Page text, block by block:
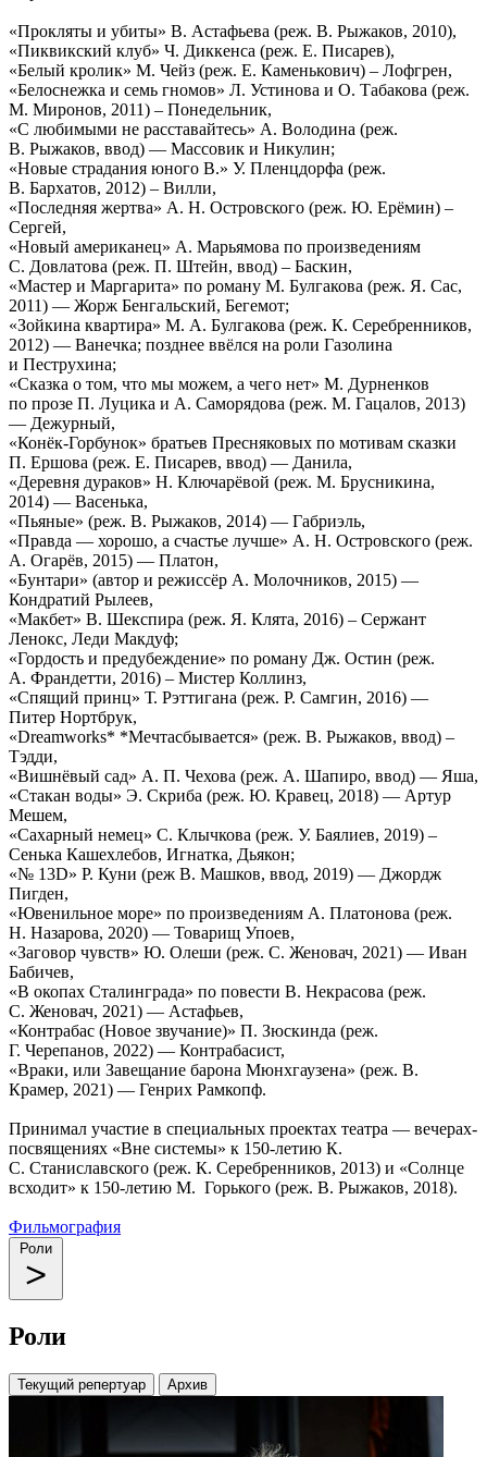
«Прокляты и убиты» В. Астафьева (реж. В. Рыжаков, 2010),
«Пиквикский клуб» Ч. Диккенса (реж. Е. Писарев),
«Белый кролик» М. Чейз (реж. Е. Каменькович) – Лофгрен,
«Белоснежка и семь гномов» Л. Устинова и О. Табакова (реж.
М. Миронов, 2011) – Понедельник,
«С любимыми не расставайтесь» А. Володина (реж.
В. Рыжаков, ввод) — Массовик и Никулин;
«Новые страдания юного В.» У. Пленцдорфа (реж.
В. Бархатов, 2012) – Вилли,
«Последняя жертва» А. Н. Островского (реж. Ю. Ерёмин) –
Сергей,
«Новый американец» А. Марьямова по произведениям
С. Довлатова (реж. П. Штейн, ввод) – Баскин,
«Мастер и Маргарита» по роману М. Булгакова (реж. Я. Сас,
2011) — Жорж Бенгальский, Бегемот;
«Зойкина квартира» М. А. Булгакова (реж. К. Серебренников,
2012) — Ванечка; позднее ввёлся на роли Газолина
и Пеструхина;
«Сказка о том, что мы можем, а чего нет» М. Дурненков
по прозе П. Луцика и А. Саморядова (реж. М. Гацалов, 2013)
— Дежурный,
«Конёк-Горбунок» братьев Пресняковых по мотивам сказки
П. Ершова (реж. Е. Писарев, ввод) — Данила,
«Деревня дураков» Н. Ключарёвой (реж. М. Брусникина,
2014) — Васенька,
«Пьяные» (реж. В. Рыжаков, 2014) — Габриэль,
«Правда — хорошо, а счастье лучше» А. Н. Островского (реж.
А. Огарёв, 2015) — Платон,
«Бунтари» (автор и режиссёр А. Молочников, 2015) —
Кондратий Рылеев,
«Макбет» В. Шекспира (реж. Я. Клята, 2016) – Сержант
Ленокс, Леди Макдуф;
«Гордость и предубеждение» по роману Дж. Остин (реж.
А. Франдетти, 2016) – Мистер Коллинз,
«Спящий принц» Т. Рэттигана (реж. Р. Самгин, 2016) —
Питер Нортбрук,
«Dreamworks* *Мечтасбывается» (реж. В. Рыжаков, ввод) –
Тэдди,
«Вишнёвый сад» А. П. Чехова (реж. А. Шапиро, ввод) — Яша,
«Стакан воды» Э. Скриба (реж. Ю. Кравец, 2018) — Артур
Мешем,
«Сахарный немец» С. Клычкова (реж. У. Баялиев, 2019) –
Сенька Кашехлебов, Игнатка, Дьякон;
«№ 13D» Р. Куни (реж В. Машков, ввод, 2019) — Джордж
Пигден,
«Ювенильное море» по произведениям А. Платонова (реж.
Н. Назарова, 2020) — Товарищ Упоев,
«Заговор чувств» Ю. Олеши (реж. С. Женовач, 2021) — Иван
Бабичев,
«В окопах Сталинграда» по повести В. Некрасова (реж.
С. Женовач, 2021) — Астафьев,
«Контрабас (Новое звучание)» П. Зюскинда (реж.
Г. Черепанов, 2022) — Контрабасист,
«Враки, или Завещание барона Мюнхгаузена» (реж. В.
Крамер, 2021) — Генрих Рамкопф.
Принимал участие в специальных проектах театра — вечерах-
посвящениях «Вне системы» к 150-летию К.
С. Станиславского (реж. К. Серебренников, 2013) и «Солнце
всходит» к 150-летию М. Горького (реж. В. Рыжаков, 2018).
Фильмография
Роли
Роли
Текущий репертуар Архив